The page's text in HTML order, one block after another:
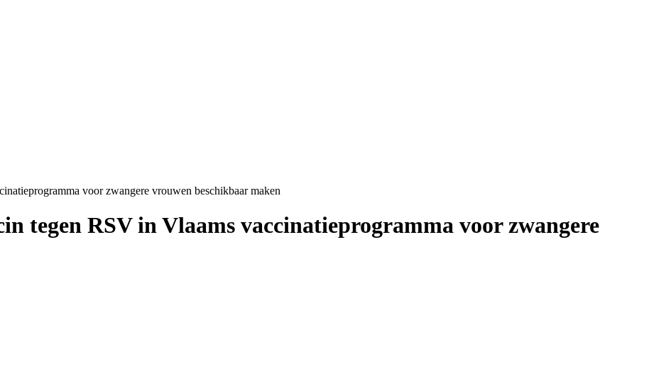
voor zwangere vrouwen beschikbaar maken
tegen RSV in Vlaams vaccinatieprogramma voor zwangere